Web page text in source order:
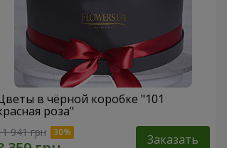
в чёрной коробке "101
роза"
941 грн Заказать